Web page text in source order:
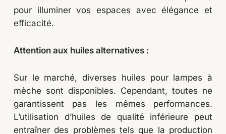
pour illuminer vos espaces avec élégance et
efficacité.
Attention aux huiles alternatives :
Sur le marché, diverses huiles pour lampes à
mèche sont disponibles. Cependant, toutes ne
garantissent pas les mêmes performances.
L’utilisation d’huiles de qualité inférieure peut
entraîner des problèmes tels que la production